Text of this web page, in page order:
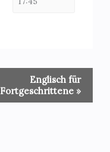
Englisch für
Fortgeschrittene »